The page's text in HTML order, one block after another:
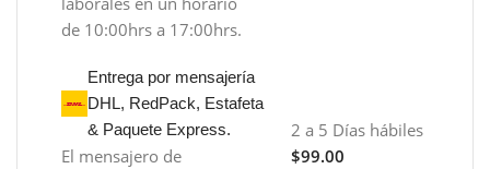
de 10:00hrs a 17:00hrs.
Entrega por mensajería
DHL, RedPack, Estafeta
& Paquete Express.
El mensajero de
2 a 5 Días hábiles
$99.00